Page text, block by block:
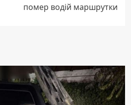
помер водій маршрутки